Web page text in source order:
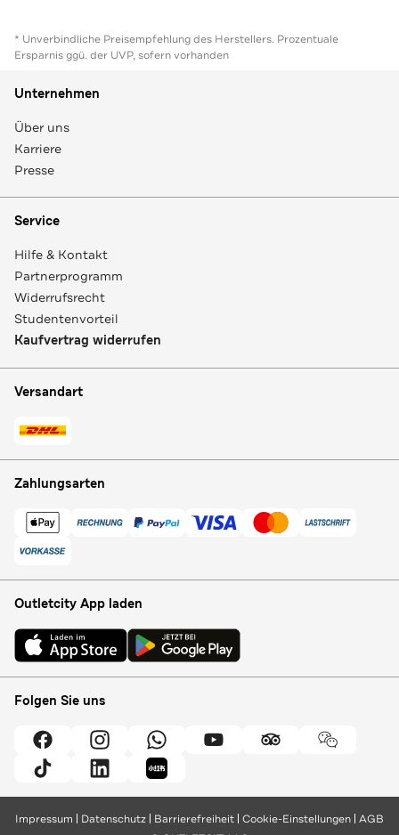
* Unverbindliche Preisempfehlung des Herstellers. Prozentuale
Ersparnis ggü. der UVP, sofern vorhanden
Unternehmen
Über uns
Karriere
Presse
Service
Hilfe & Kontakt
Partnerprogramm
Widerrufsrecht
Studentenvorteil
Kaufvertrag widerrufen
Versandart
Zahlungsarten
Outletcity App laden
Folgen Sie uns
Impressum Datenschutz Barrierefreiheit Cookie-Einstellungen AGB